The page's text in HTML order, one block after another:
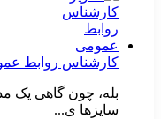
کارشناس روابط
بله، چون گاهی یک
سایزها ی...